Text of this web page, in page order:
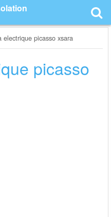
electrique picasso xsara
picasso